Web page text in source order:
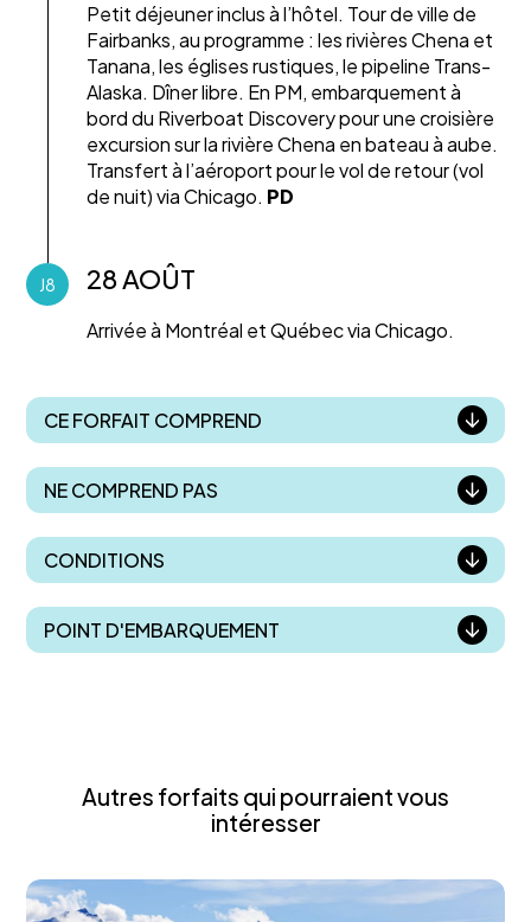
Petit déjeuner inclus à l’hôtel. Tour de ville de
Fairbanks, au programme : les rivières Chena et
Tanana, les églises rustiques, le pipeline Trans-
Alaska. Dîner libre. En PM, embarquement à
bord du Riverboat Discovery pour une croisière
excursion sur la rivière Chena en bateau à aube.
Transfert à l’aéroport pour le vol de retour (vol
de nuit) via Chicago. PD
J8 28 AOÛT
Arrivée à Montréal et Québec via Chicago.
CE FORFAIT COMPREND
NE COMPREND PAS
CONDITIONS
POINT D'EMBARQUEMENT
Autres forfaits qui pourraient vous
intéresser